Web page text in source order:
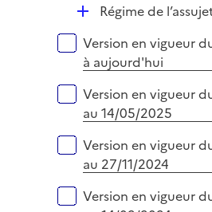
e
r
D
p
l
i
r
Régime de
Versions sur la période
Version en vigueur
à aujourd'hui
Version en vigueur
au 14/05/2025
Version en vigueur
au 27/11/2024
Version en vigueur